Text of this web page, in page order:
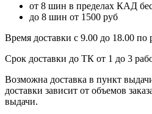
от 8 шин в пределах КАД
до 8 шин от 1500 руб
Время доставки с 9.00 до 18.00 по
Срок доставки до ТК от 1 до 3
Возможна доставка в пункт
доставки зависит от объемов
выдачи.